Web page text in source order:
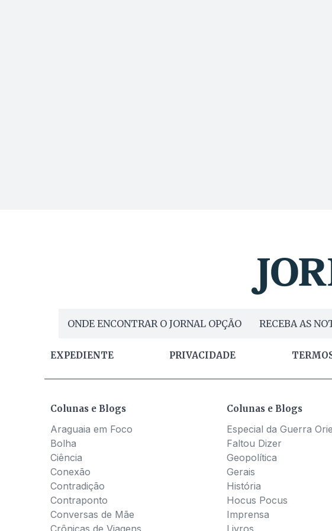
ONDE ENCONTRAR O JORNAL OPÇÃO RECEBA AS
EXPEDIENTE PRIVACIDADE
Colunas e Blogs
Araguaia em Foco
Bolha
Ciência
Conexão
Contradição
Contraponto
Conversas de Mãe
Crônicas de Viagens
Colunas e Blogs
Especial da Guerra
Faltou Dizer
Geopolítica
Gerais
História
Hocus Pocus
Imprensa
Livros